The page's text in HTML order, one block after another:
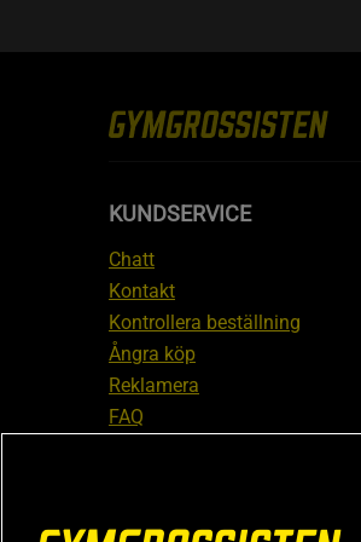
KUNDSERVICE
Chatt
Kontakt
Kontrollera beställning
Ångra köp
Reklamera
FAQ